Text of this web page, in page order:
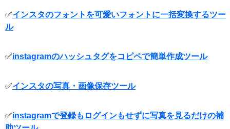
✅インスタのフォントを可愛いフォントに一括変換するツー
ル
✅instagramのハッシュタグをコピペで簡単作成ツール
✅インスタの写真・画像保存ツール
✅instagramで登録もログインもせずに写真を見るだけの補